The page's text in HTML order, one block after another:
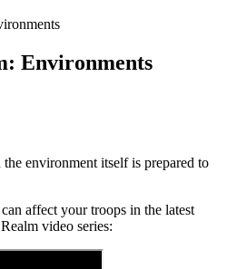
Environments
environment itself is prepared to
affect your troops in the latest
video series: